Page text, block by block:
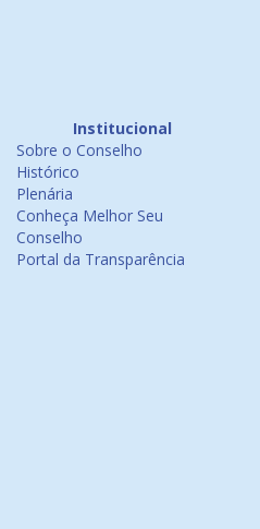
Institucional
Sobre o Conselho
Histórico
Plenária
Conheça Melhor Seu
Conselho
Portal da Transparência